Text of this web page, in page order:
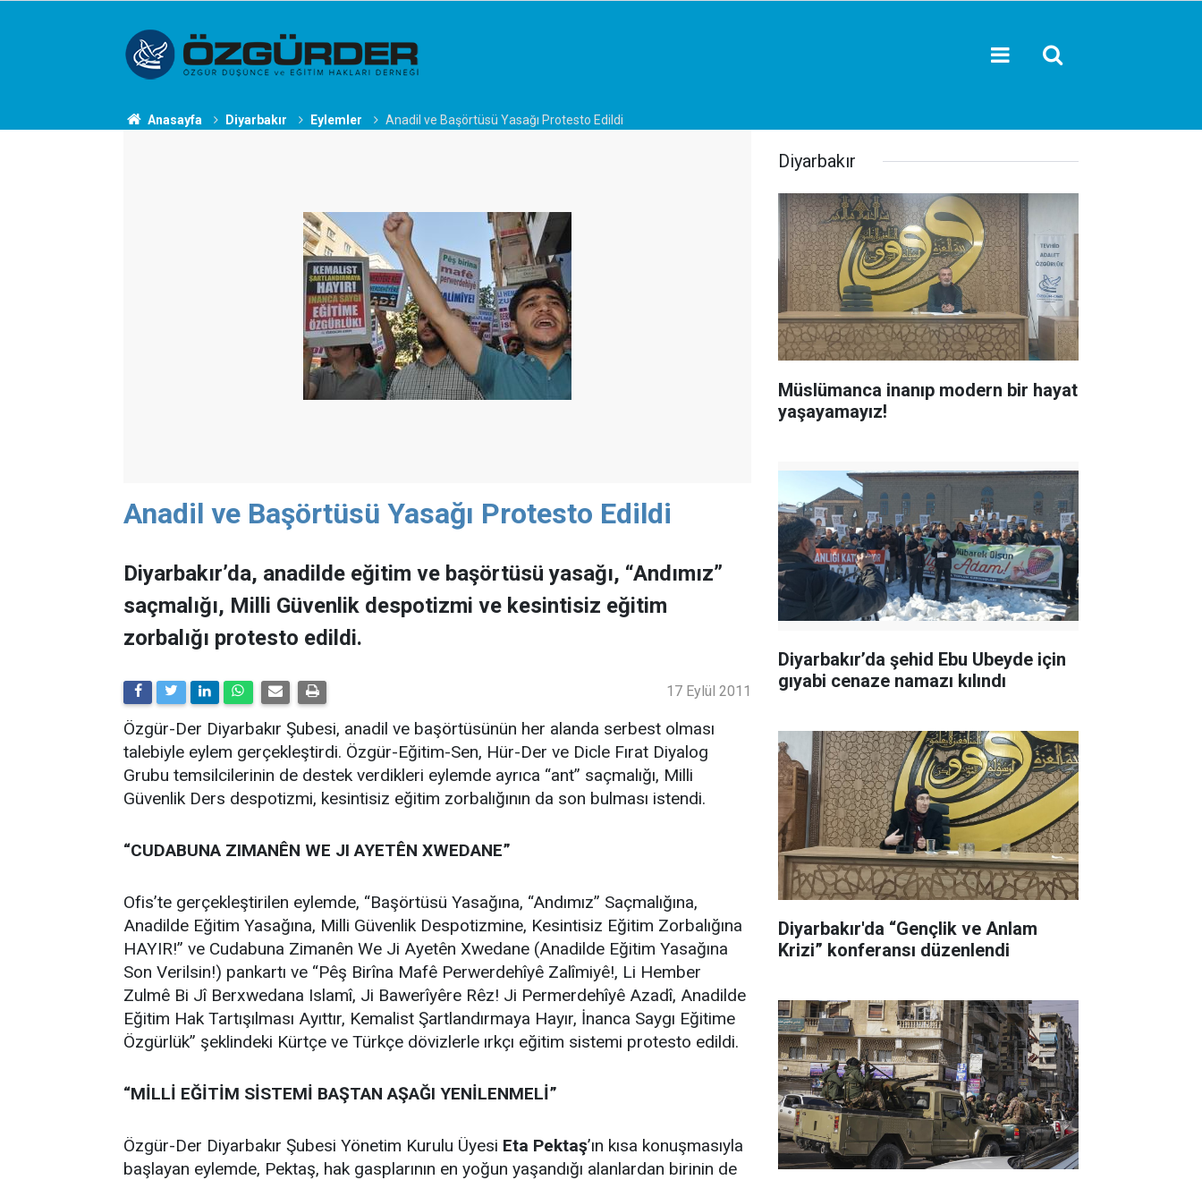
Anasayfa Diyarbakır Eylemler Anadil ve Başörtüsü Yasağı Protesto Edildi
Anadil ve Başörtüsü Yasağı Protesto Edildi
Diyarbakır’da, anadilde eğitim ve başörtüsü yasağı, “Andımız”
saçmalığı, Milli Güvenlik despotizmi ve kesintisiz eğitim
zorbalığı protesto edildi.
17 Eylül 2011
Özgür-Der Diyarbakır Şubesi, anadil ve başörtüsünün her alanda serbest olması
talebiyle eylem gerçekleştirdi. Özgür-Eğitim-Sen, Hür-Der ve Dicle Fırat Diyalog
Grubu temsilcilerinin de destek verdikleri eylemde ayrıca “ant” saçmalığı, Milli
Güvenlik Ders despotizmi, kesintisiz eğitim zorbalığının da son bulması istendi.
“CUDABUNA ZIMANÊN WE JI AYETÊN XWEDANE”
Ofis’te gerçekleştirilen eylemde, “Başörtüsü Yasağına, “Andımız” Saçmalığına,
Anadilde Eğitim Yasağına, Milli Güvenlik Despotizmine, Kesintisiz Eğitim Zorbalığına
HAYIR!” ve Cudabuna Zimanên We Ji Ayetên Xwedane (Anadilde Eğitim Yasağına
Son Verilsin!) pankartı ve “Pêş Birîna Mafê Perwerdehîyê Zalîmiyê!, Li Hember
Zulmê Bi Jî Berxwedana Islamî, Ji Bawerîyêre Rêz! Ji Permerdehîyê Azadî, Anadilde
Eğitim Hak Tartışılması Ayıttır, Kemalist Şartlandırmaya Hayır, İnanca Saygı Eğitime
Özgürlük” şeklindeki Kürtçe ve Türkçe dövizlerle ırkçı eğitim sistemi protesto edildi.
“MİLLİ EĞİTİM SİSTEMİ BAŞTAN AŞAĞI YENİLENMELİ”
Özgür-Der Diyarbakır Şubesi Yönetim Kurulu Üyesi Eta Pektaş’ın kısa konuşmasıyla
başlayan eylemde, Pektaş, hak gasplarının en yoğun yaşandığı alanlardan birinin de
Diyarbakır
Müslümanca inanıp modern bir hayat
yaşayamayız!
Diyarbakır’da şehid Ebu Ubeyde için
gıyabi cenaze namazı kılındı
Diyarbakır'da “Gençlik ve Anlam
Krizi” konferansı düzenlendi